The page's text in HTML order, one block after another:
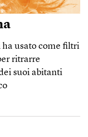
usato come filtri
ritrarre
suoi abitanti